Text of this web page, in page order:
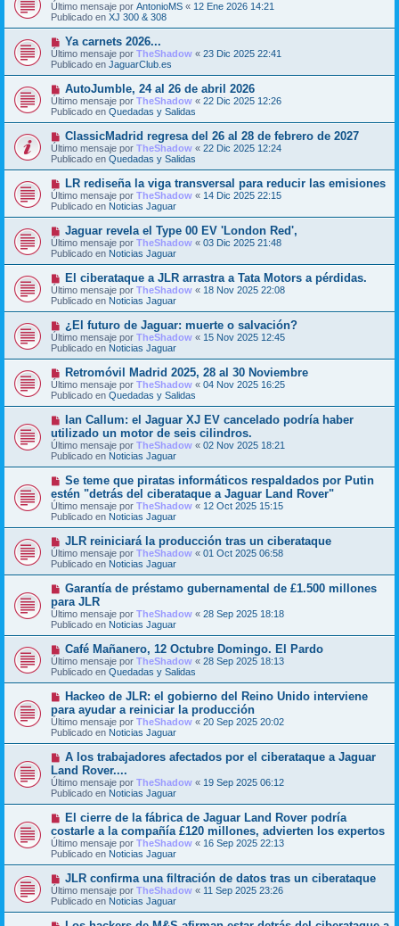
j
e
e
n
s
a
j
e
u
e
v
o
m
e
n
s
a
j
e
Último mensaje por AntonioMS « 12 Ene 2026 14:21
Publicado en XJ 300 & 308
N
u
e
v
m
e
n
s
a
j
e
Ya carnets 2026...
Último mensaje por TheShadow « 23 Dic 2025 22:41
Publicado en JaguarClub.es
N
u
e
v
m
e
n
s
j
e
AutoJumble, 24 al 26 de abril 2026
Último mensaje por TheShadow « 22 Dic 2025 12:26
Publicado en Quedadas y Salidas
N
u
e
v
o
m
e
n
s
a
j
e
ClassicMadrid regresa del 26 al 28 de febrero de 2027
Último mensaje por TheShadow « 22 Dic 2025 12:24
Publicado en Quedadas y Salidas
N
u
e
v
m
e
n
s
j
e
LR rediseña la viga transversal para reducir las emisiones
Último mensaje por TheShadow « 14 Dic 2025 22:15
Publicado en Noticias Jaguar
N
u
e
v
o
m
e
n
s
j
e
Jaguar revela el Type 00 EV 'London Red',
Último mensaje por TheShadow « 03 Dic 2025 21:48
Publicado en Noticias Jaguar
N
u
e
v
m
e
n
s
j
e
El ciberataque a JLR arrastra a Tata Motors a pérdidas.
Último mensaje por TheShadow « 18 Nov 2025 22:08
Publicado en Noticias Jaguar
N
u
e
v
o
m
e
n
s
j
e
¿El futuro de Jaguar: muerte o salvación?
Último mensaje por TheShadow « 15 Nov 2025 12:45
Publicado en Noticias Jaguar
N
u
e
v
o
m
e
n
s
a
e
Retromóvil Madrid 2025, 28 al 30 Noviembre
Último mensaje por TheShadow « 04 Nov 2025 16:25
Publicado en Quedadas y Salidas
N
u
e
v
o
m
e
n
s
a
Ian Callum: el Jaguar XJ EV cancelado podría haber
utilizado un motor de seis cilindros.
Último mensaje por TheShadow « 02 Nov 2025 18:21
Publicado en Noticias Jaguar
N
u
e
v
o
m
e
n
s
a
Se teme que piratas informáticos respaldados por Putin
estén "detrás del ciberataque a Jaguar Land Rover"
Último mensaje por TheShadow « 12 Oct 2025 15:15
Publicado en Noticias Jaguar
N
u
e
v
m
e
n
s
a
e
JLR reiniciará la producción tras un ciberataque
Último mensaje por TheShadow « 01 Oct 2025 06:58
Publicado en Noticias Jaguar
N
e
v
o
m
e
n
s
a
e
Garantía de préstamo gubernamental de £1.500 millones
para JLR
Último mensaje por TheShadow « 28 Sep 2025 18:18
Publicado en Noticias Jaguar
N
u
e
v
o
m
e
n
s
a
e
Café Mañanero, 12 Octubre Domingo. El Pardo
Último mensaje por TheShadow « 28 Sep 2025 18:13
Publicado en Quedadas y Salidas
N
e
v
o
m
e
n
s
a
e
Hackeo de JLR: el gobierno del Reino Unido interviene
para ayudar a reiniciar la producción
Último mensaje por TheShadow « 20 Sep 2025 20:02
Publicado en Noticias Jaguar
N
e
v
o
m
n
s
a
A los trabajadores afectados por el ciberataque a Jaguar
Land Rover....
Último mensaje por TheShadow « 19 Sep 2025 06:12
Publicado en Noticias Jaguar
N
e
v
o
m
e
n
s
a
El cierre de la fábrica de Jaguar Land Rover podría
costarle a la compañía £120 millones, advierten los expertos
Último mensaje por TheShadow « 16 Sep 2025 22:13
Publicado en Noticias Jaguar
N
u
e
v
o
JLR confirma una filtración de datos tras un ciberataque
Último mensaje por TheShadow « 11 Sep 2025 23:26
Publicado en Noticias Jaguar
N